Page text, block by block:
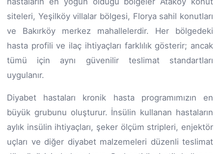
siteleri, Yeşilköy villalar bölgesi, Florya sahil konutları
ve Bakırköy merkez mahallelerdir. Her bölgedeki
hasta profili ve ilaç ihtiyaçları farklılık gösterir; ancak
tümü için aynı güvenilir teslimat standartları
uygulanır.
Diyabet hastaları kronik hasta programımızın en
büyük grubunu oluşturur. İnsülin kullanan hastaların
aylık insülin ihtiyaçları, şeker ölçüm stripleri, enjektör
uçları ve diğer diyabet malzemeleri düzenli teslimat